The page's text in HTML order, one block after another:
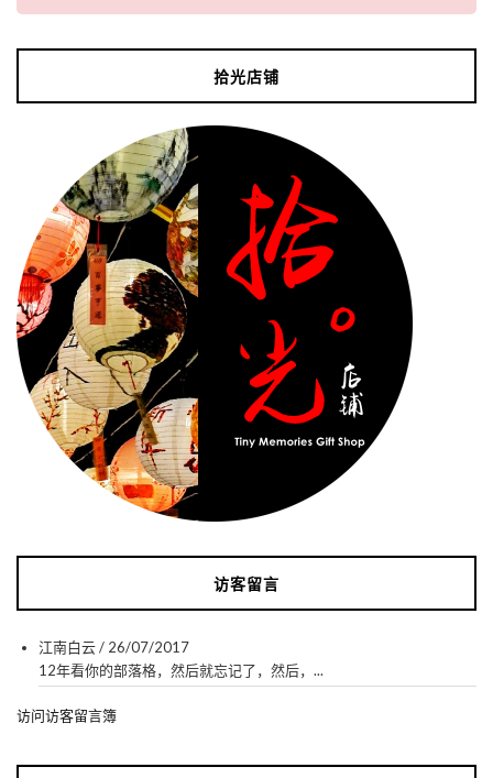
拾光店铺
访客留言
江南白云/ 26/07/2017
12年看你的部落格，然后就忘记了，然后，...
访问访客留言簿